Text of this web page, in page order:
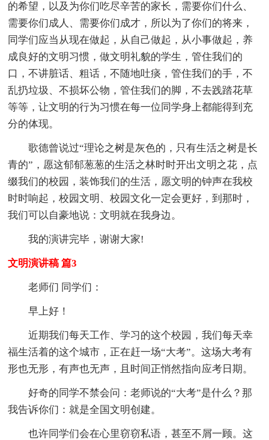
的希望，以及为你们吃尽辛苦的家长，需要你们什么、
需要你们成人、需要你们成才，所以为了你们的将来，
同学们应当从现在做起，从自己做起，从小事做起，养
成良好的文明习惯，做文明礼貌的学生，管住我们的
口，不讲脏话、粗话，不随地吐痰，管住我们的手，不
乱扔垃圾、不损坏公物，管住我们的脚，不去践踏花草
等等，让文明的行为习惯在每一位同学身上都能得到充
分的体现。
歌德曾说过“理论之树是灰色的，只有生活之树是长
青的”，愿这郁郁葱葱的生活之林时时开出文明之花，点
缀我们的校园，装饰我们的生活，愿文明的钟声在我校
时时响起，校园文明、校园文化一定会更好，到那时，
我们可以自豪地说：文明就在我身边。
我的演讲完毕，谢谢大家!
文明演讲稿 篇3
老师们 同学们：
早上好！
近期我们每天工作、学习的这个校园，我们每天幸
福生活着的这个城市，正在赶一场“大考”。这场大考有
形也无形，有声也无声，且时间正悄然指向应考日期。
好奇的同学不禁会问：老师说的“大考”是什么？那
我告诉你们：就是全国文明创建。
也许同学们会在心里窃窃私语，甚至不屑一顾。这